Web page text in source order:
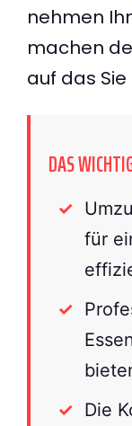
nehmen
machen
auf das
DAS
für
Die